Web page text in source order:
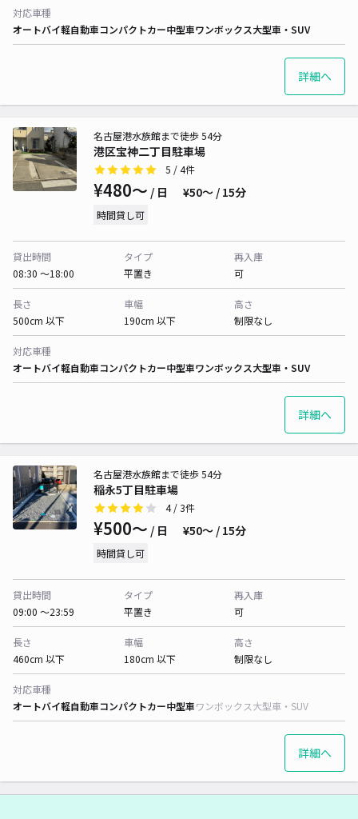
対応車種
オートバイ軽自動車コンパクトカー中型車ワンボックス大型車・SUV
詳細へ
港区宝神二丁目駐車場
名古屋港水族館まで徒歩 54分
5 / 4件
¥480〜 / 日 ¥50〜 / 15分
時間貸し可
貸出時間
08:30 〜18:00
タイプ
平置き
再入庫
可
長さ
500cm 以下
車幅
190cm 以下
高さ
制限なし
対応車種
オートバイ軽自動車コンパクトカー中型車ワンボックス大型車・SUV
詳細へ
稲永5丁目駐車場
名古屋港水族館まで徒歩 54分
4/ 3件
¥500〜 / 日 ¥50〜 / 15分
時間貸し可
貸出時間
09:00 〜23:59
タイプ
平置き
再入庫
可
長さ
460cm 以下
車幅
180cm 以下
高さ
制限なし
対応車種
オートバイ軽自動車コンパクトカー中型車ワンボックス大型車・SUV
詳細へ